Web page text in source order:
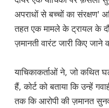
अपराधों से बच्चों का संरक्षण'
तहत एक मामले के ट्रायल के
ज़मानती वारंट जारी किए जाने
याचिकाकर्ताओं ने, जो कथित
हैं, कोर्ट को बताया कि उन्हें
तक कि आरोपी की ज़मानत